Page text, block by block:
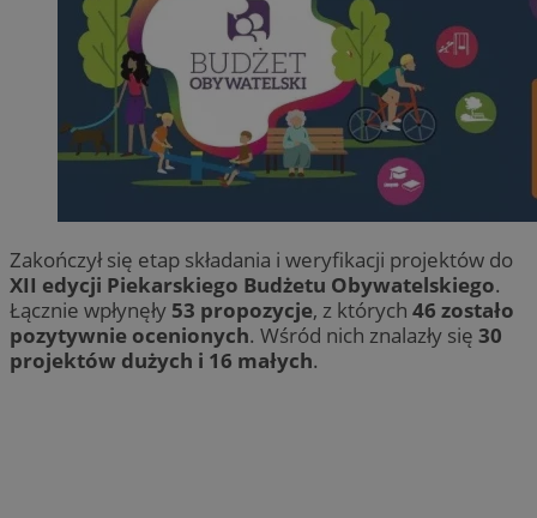
Zakończył się etap składania i weryfikacji projektów do
XII edycji Piekarskiego Budżetu Obywatelskiego.
Łącznie wpłynęły 53 propozycje, z których 46 zostało
pozytywnie ocenionych. Wśród nich znalazły się 30
projektów dużych i 16 małych.